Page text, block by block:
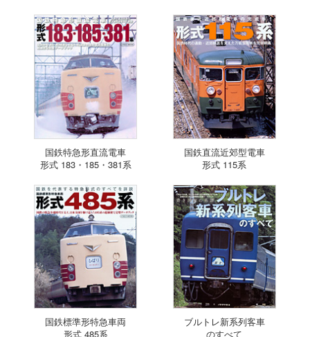
国鉄特急形直流電車
形式 183・185・381系
国鉄直流近郊型電車
形式 115系
国鉄標準形特急車両
形式 485系
ブルトレ新系列客車
のすべて